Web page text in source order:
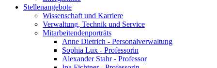
Stellenangebote
Wissenschaft und Karriere
Verwaltung, Technik und Service
Mitarbeitendenporträts
Anne Dietrich - Personalverwaltung
Sophia Lux - Professorin
Alexander Stahr - Professor